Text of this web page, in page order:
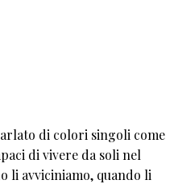
di colori singoli come
di vivere da soli nel
li avviciniamo, quando li